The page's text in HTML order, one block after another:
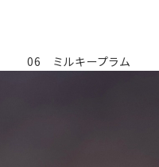
06 ミルキープラム